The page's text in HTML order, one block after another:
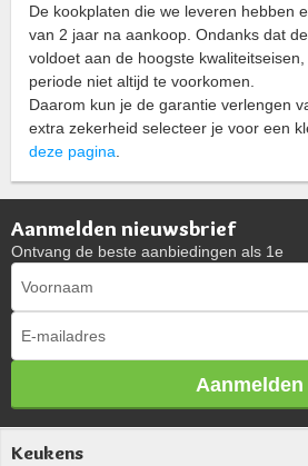
De kookplaten die we leveren hebben
van 2 jaar na aankoop. Ondanks dat
voldoet aan de hoogste
periode niet altijd te voorkomen.
Daarom kun je de garantie verlengen
extra zekerheid selecteer je voor een
deze pagina
Aanmelden nieuwsbrief
Ontvang de beste aanbiedingen als 1e
Aanmelden
Keukens